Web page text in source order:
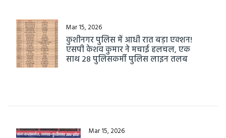
Mar 15, 2026
कुशीनगर पुलिस में आधी रात बड़ा एक्शन!
एसपी केशव कुमार ने मचाई हलचल, एक
साथ 28 पुलिसकर्मी पुलिस लाइन तलब
Mar 15, 2026